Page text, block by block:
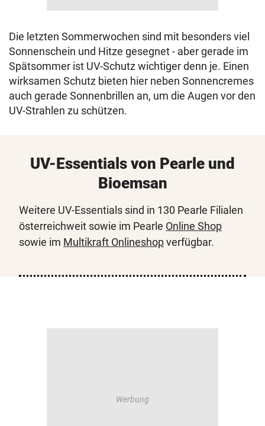
Die letzten Sommerwochen sind mit besonders viel
Sonnenschein und Hitze gesegnet - aber gerade im
Spätsommer ist UV-Schutz wichtiger denn je. Einen
wirksamen Schutz bieten hier neben Sonnencremes
auch gerade Sonnenbrillen an, um die Augen vor den
UV-Strahlen zu schützen.
UV-Essentials von Pearle und
Bioemsan
Weitere UV-Essentials sind in 130 Pearle Filialen
österreichweit sowie im Pearle Online Shop
sowie im Multikraft Onlineshopverfügbar.